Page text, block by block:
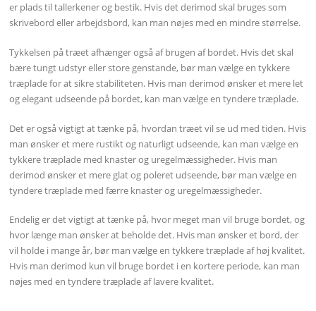
er plads til tallerkener og bestik. Hvis det derimod skal bruges som
skrivebord eller arbejdsbord, kan man nøjes med en mindre størrelse.
Tykkelsen på træet afhænger også af brugen af bordet. Hvis det skal
bære tungt udstyr eller store genstande, bør man vælge en tykkere
træplade for at sikre stabiliteten. Hvis man derimod ønsker et mere let
og elegant udseende på bordet, kan man vælge en tyndere træplade.
Det er også vigtigt at tænke på, hvordan træet vil se ud med tiden. Hvis
man ønsker et mere rustikt og naturligt udseende, kan man vælge en
tykkere træplade med knaster og uregelmæssigheder. Hvis man
derimod ønsker et mere glat og poleret udseende, bør man vælge en
tyndere træplade med færre knaster og uregelmæssigheder.
Endelig er det vigtigt at tænke på, hvor meget man vil bruge bordet, og
hvor længe man ønsker at beholde det. Hvis man ønsker et bord, der
vil holde i mange år, bør man vælge en tykkere træplade af høj kvalitet.
Hvis man derimod kun vil bruge bordet i en kortere periode, kan man
nøjes med en tyndere træplade af lavere kvalitet.